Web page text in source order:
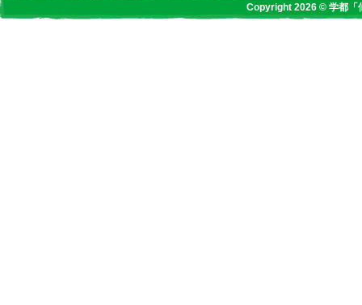
Copyright 2026 © 学都「